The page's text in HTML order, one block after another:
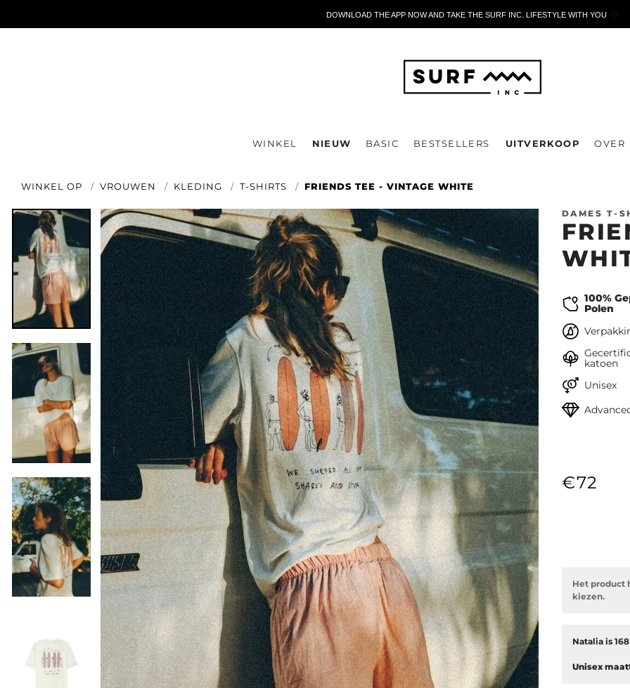
DOWNLOAD THE APP NOW AND TAKE THE SURF INC. LIFESTYLE WITH YOU 🤍
WINKEL NIEUW BASIC BESTSELLERS UITVERKOOP OVER
WINKEL OP VROUWEN KLEDING T-SHIRTS FRIENDS TEE - VINTAGE WHITE
DAMES T-
100%
Polen
katoen
Unisex
€72
Het product
kiezen.
Natalia is
Unisex